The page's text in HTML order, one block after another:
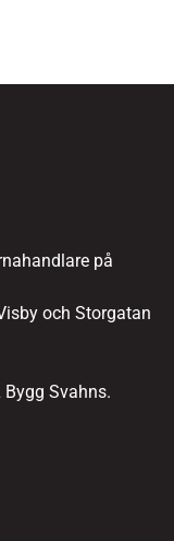
på
och Storgatan
Svahns.